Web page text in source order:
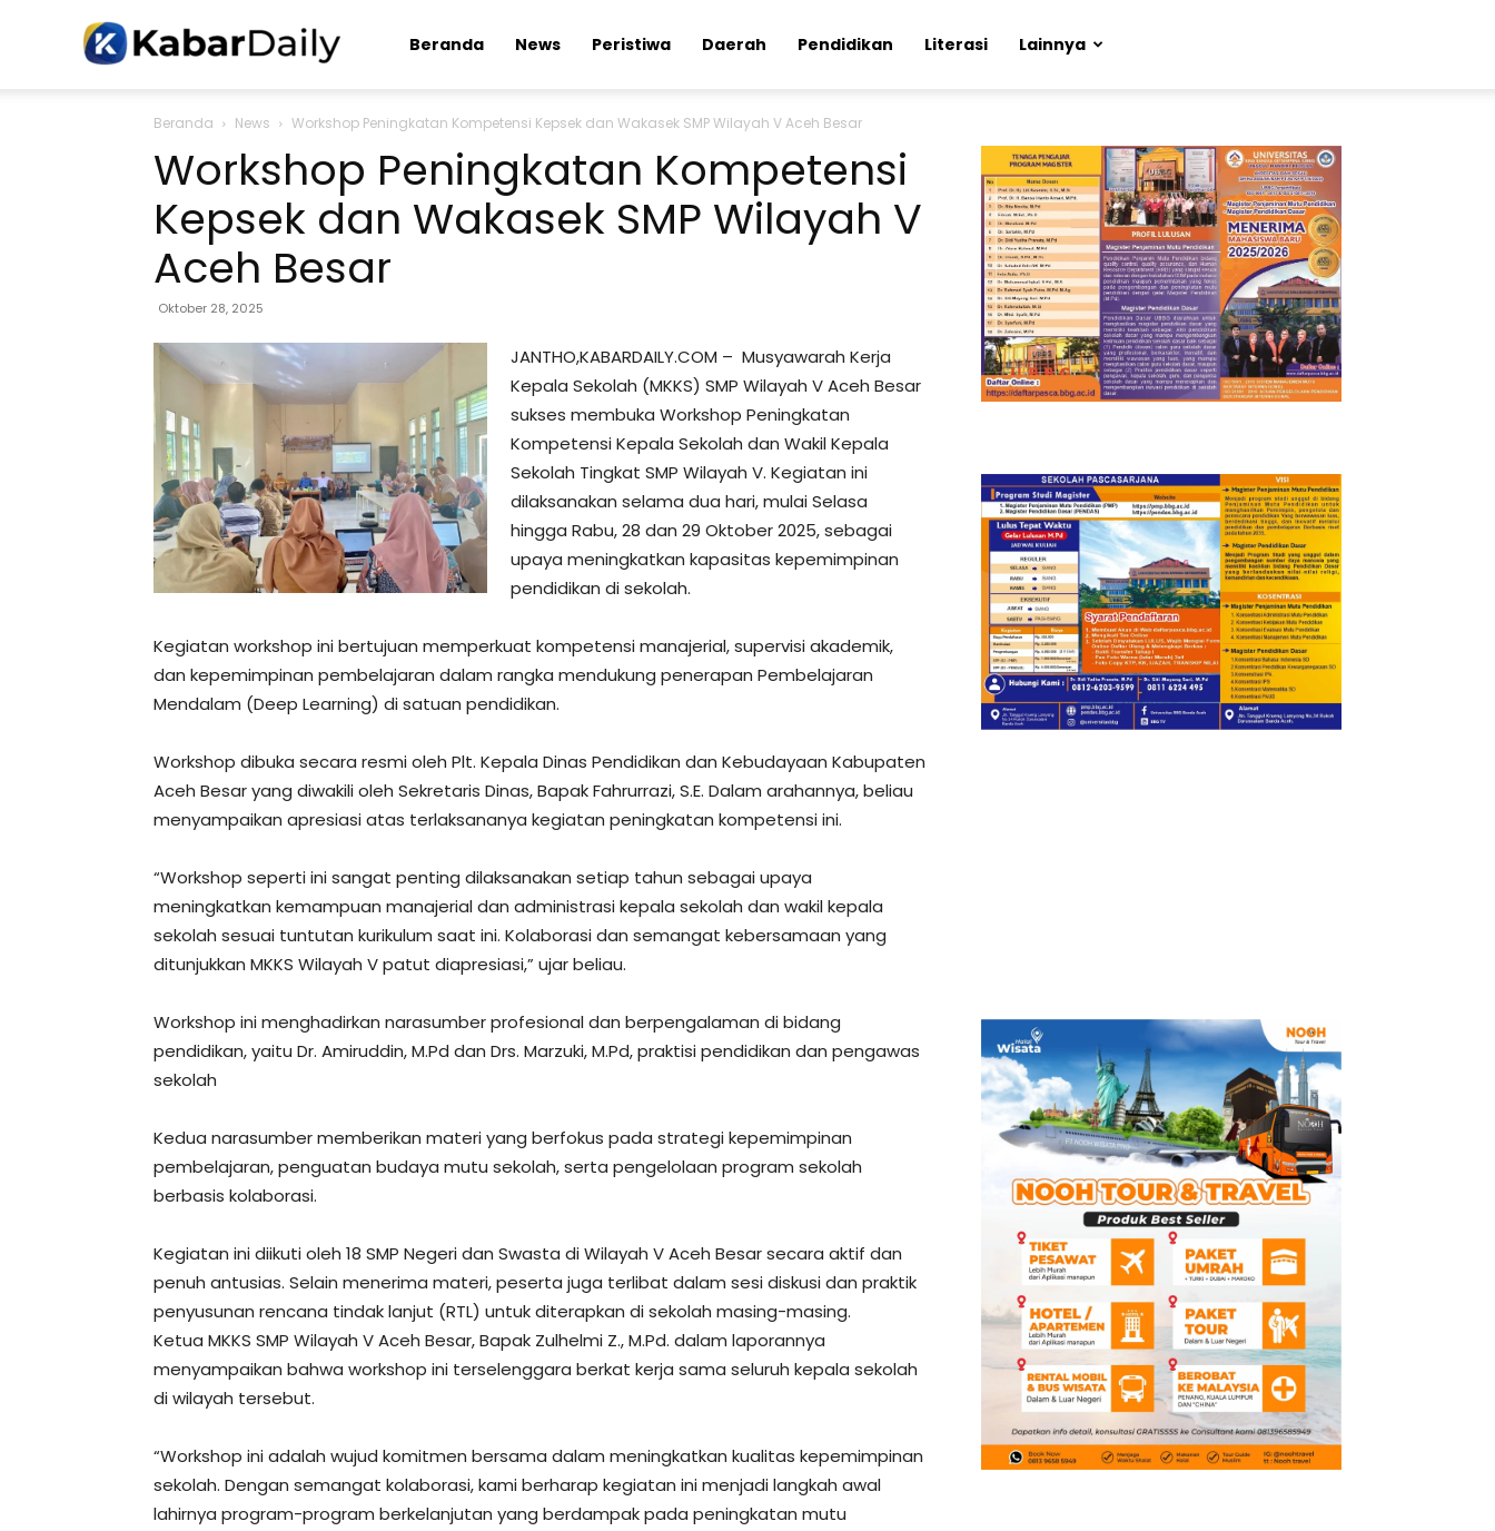
Kabardaily.com
Beranda News Peristiwa Daerah Pendidikan Literasi Lainnya
Beranda News Workshop Peningkatan Kompetensi Kepsek dan Wakasek SMP Wilayah V Aceh Besar
Workshop Peningkatan Kompetensi
Kepsek dan Wakasek SMP Wilayah V
Aceh Besar
Oktober 28, 2025
JANTHO,KABARDAILY.COM – Musyawarah Kerja
Kepala Sekolah (MKKS) SMP Wilayah V Aceh Besar
sukses membuka Workshop Peningkatan
Kompetensi Kepala Sekolah dan Wakil Kepala
Sekolah Tingkat SMP Wilayah V. Kegiatan ini
dilaksanakan selama dua hari, mulai Selasa
hingga Rabu, 28 dan 29 Oktober 2025, sebagai
upaya meningkatkan kapasitas kepemimpinan
pendidikan di sekolah.
Kegiatan workshop ini bertujuan memperkuat kompetensi manajerial, supervisi akademik,
dan kepemimpinan pembelajaran dalam rangka mendukung penerapan Pembelajaran
Mendalam (Deep Learning) di satuan pendidikan.
Workshop dibuka secara resmi oleh Plt. Kepala Dinas Pendidikan dan Kebudayaan Kabupaten
Aceh Besar yang diwakili oleh Sekretaris Dinas, Bapak Fahrurrazi, S.E. Dalam arahannya, beliau
menyampaikan apresiasi atas terlaksananya kegiatan peningkatan kompetensi ini.
“Workshop seperti ini sangat penting dilaksanakan setiap tahun sebagai upaya
meningkatkan kemampuan manajerial dan administrasi kepala sekolah dan wakil kepala
sekolah sesuai tuntutan kurikulum saat ini. Kolaborasi dan semangat kebersamaan yang
ditunjukkan MKKS Wilayah V patut diapresiasi,” ujar beliau.
Workshop ini menghadirkan narasumber profesional dan berpengalaman di bidang
pendidikan, yaitu Dr. Amiruddin, M.Pd dan Drs. Marzuki, M.Pd, praktisi pendidikan dan pengawas
sekolah
Kedua narasumber memberikan materi yang berfokus pada strategi kepemimpinan
pembelajaran, penguatan budaya mutu sekolah, serta pengelolaan program sekolah
berbasis kolaborasi.
Kegiatan ini diikuti oleh 18 SMP Negeri dan Swasta di Wilayah V Aceh Besar secara aktif dan
penuh antusias. Selain menerima materi, peserta juga terlibat dalam sesi diskusi dan praktik
penyusunan rencana tindak lanjut (RTL) untuk diterapkan di sekolah masing-masing.
Ketua MKKS SMP Wilayah V Aceh Besar, Bapak Zulhelmi Z., M.Pd. dalam laporannya
menyampaikan bahwa workshop ini terselenggara berkat kerja sama seluruh kepala sekolah
di wilayah tersebut.
“Workshop ini adalah wujud komitmen bersama dalam meningkatkan kualitas kepemimpinan
sekolah. Dengan semangat kolaborasi, kami berharap kegiatan ini menjadi langkah awal
lahirnya program-program berkelanjutan yang berdampak pada peningkatan mutu